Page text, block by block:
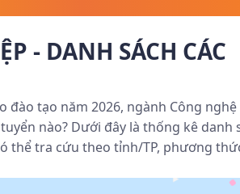
- DANH SÁCH CÁC
tạo năm 2026, ngành Công nghệ
nào? Dưới đây là thống kê danh
thể tra cứu theo tỉnh/TP, phương